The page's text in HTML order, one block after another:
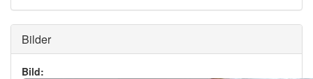
Ausblenden
Bilder
Bild: